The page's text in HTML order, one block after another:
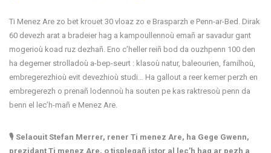
Ti Menez Are zo bet krouet 30 vloaz zo e Brasparzh e Penn-ar-Bed. Dirak
60 devezh arat a bradeier hag a kampoullennoù emañ ar savadur gant
mogerioù koad ruz dezhañ. Eno c’heller reiñ bod da ouzhpenn 100 den
ha degemer strolladoù a-bep-seurt : klasoù natur, baleourien, familhoù,
embregerezhioù evit devezhioù studi… Ha gallout a reer kemer perzh en
embregerezh o prenañ lodennoù ha souten pe kas raktresoù penn da
benn el lec’h-mañ e Menez Are.
🎙 Selaouit Stefan Merrer, rener Ti menez Are, ha Gege Gwenn,
prezidant Ti menez Are, o tisplegañ istor al lec’h hag ar pezh a